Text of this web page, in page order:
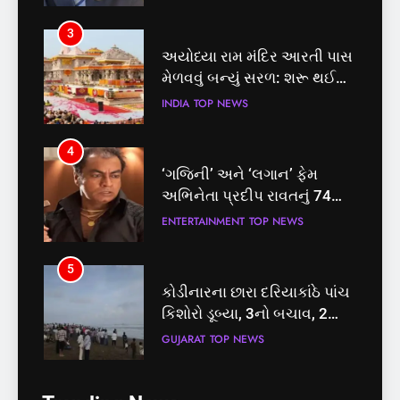
3
અયોધ્યા રામ મંદિર આરતી પાસ
મેળવવું બન્યું સરળ: શરૂ થઈ
તત્કાલ સુવિધા, જાણો સંપૂર્ણ
INDIA TOP NEWS
4
‘ગજિની’ અને ‘લગાન’ ફેમ
અભિનેતા પ્રદીપ રાવતનું 74
વર્ષની વયે નિધન, બ્લડ કેન્સર
ENTERTAINMENT TOP NEWS
5
કોડીનારના છારા દરિયાકાંઠે પાંચ
કિશોરો ડૂબ્યા, 3નો બચાવ, 2
લાપતા
GUJARAT TOP NEWS